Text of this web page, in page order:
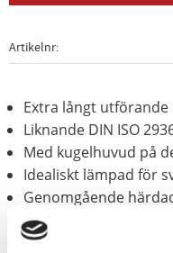
Artikelnr
Extra långt utförande
Liknande DIN ISO
Med kugelhuvud på
Idealiskt lämpad för
Genomgående
Behandlat med fosfor
Speciellt-verktygsstål